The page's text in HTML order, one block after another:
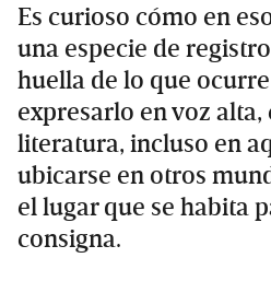
Es curioso cómo en
una especie de
huella de lo que
expresarlo en voz alta,
literatura, incluso en
ubicarse en otros
el lugar que se habita
consigna.